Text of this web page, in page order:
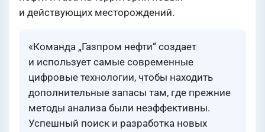
и действующих месторождений.
«Команда „Газпром нефти“ создает
и использует самые современные
цифровые технологии, чтобы находить
дополнительные запасы там, где прежние
методы анализа были неэффективны.
Успешный поиск и разработка новых